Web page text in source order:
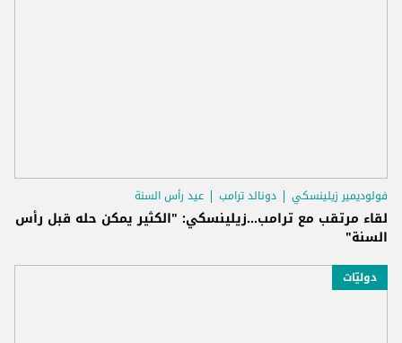
فولوديمير زيلينسكي دونالد ترامب عيد رأس السنة
لقاء مرتقب مع ترامب...زيلينسكي: "الكثير يمكن حله قبل رأس
السنة"
دوليّات